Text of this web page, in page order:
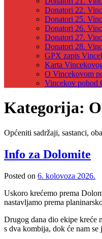
Donatori 22.
Donatori 25.
Donatori 26.
Donatori 27.
Donatori 28.
GPX zapis
Karta
O Vincekovom
Vincekov pohod
Kategorija:
Općeniti sadržaji, sastanci,
Info za Dolomite
Posted on 6. kolovoza 2026.
Uskoro krećemo prema
nastavljamo prema
Drugog dana dio ekipe kreće
s dva kombija, dok će nam